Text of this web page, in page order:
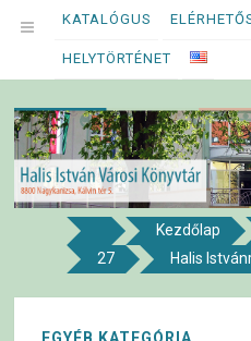
Megszakítás
OPEN
MENU
KATALÓGUS
HELYTÖRTÉNET
Halis István
8800 NAGYKANIZSA, KÁLVIN
Kezdőlap
27
Halis
EGYÉB KATEGÓRIA